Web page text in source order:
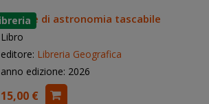
Atlante di astronomia tascabile
Libro
editore: Libreria Geografica
anno edizione: 2026
15,00 €